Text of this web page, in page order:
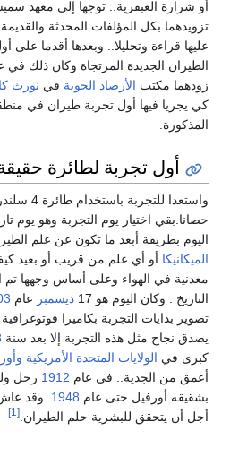
أو شرارة العبقرية.. توجها إلى معهد
تزويدهما بكل المؤلفات المحدثة
عليها قراءة وتحليلا.. وبعدها أقدما على
الطيران الجديدة المرتجاة وكان ذلك في
زودهما مكتب الأرصاد الجوية في نورث
كي يجريا فيها أول تجربة طيران في
المذكورة.
أول تجربة لطائرة
حصانا.بقي اختيار يوم التجربة وهو يوم
اليوم بطريقة أبعد ما تكون عن علم
الميكانيكا أو أي علم من قريب أو بعيد
معدنية في الهواء وعلى أساس وجهها تم
التاريخ . وكان اليوم هو 17
ديسمبر عام
تصوير بدايات التجربة بكاميرا
يصدق نجاح مثل هذه التجربة إلا بعد سنة
كبرى في الولايات المتحدة الأمريكية
أعمق من الجدية.. في عام 1912 رحل
بشقيقه أورفيل حتى عام 1948 . وقد
أجل أن يتحقق للبشرية حلم الطيران. [1]